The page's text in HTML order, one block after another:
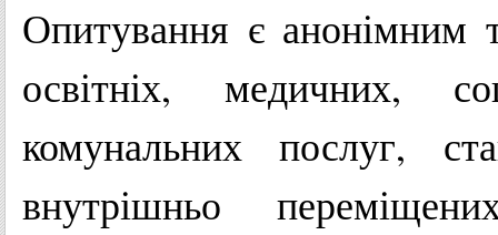
Опитування є анонімним
освітніх, медичних,
комунальних послуг,
внутрішньо